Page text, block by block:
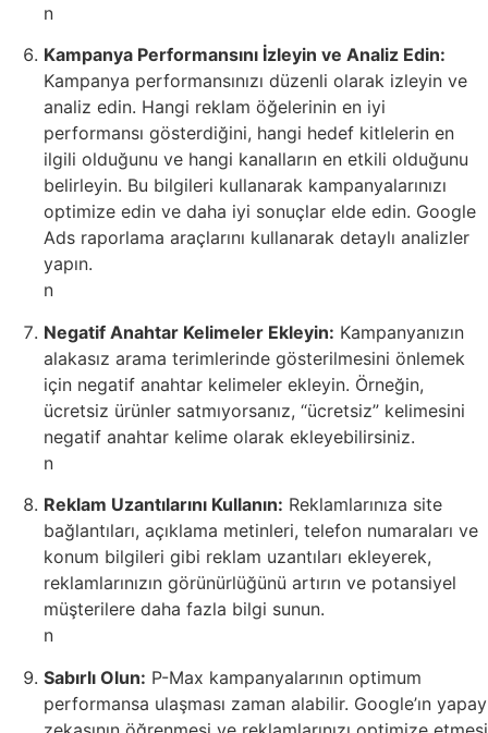
n
Kampanya Performansını İzleyin ve Analiz Edin:
Kampanya performansınızı düzenli olarak izleyin ve
analiz edin. Hangi reklam öğelerinin en iyi
performansı gösterdiğini, hangi hedef kitlelerin en
ilgili olduğunu ve hangi kanalların en etkili olduğunu
belirleyin. Bu bilgileri kullanarak kampanyalarınızı
optimize edin ve daha iyi sonuçlar elde edin. Google
Ads raporlama araçlarını kullanarak detaylı analizler
yapın.
n
Negatif Anahtar Kelimeler Ekleyin: Kampanyanızın
alakasız arama terimlerinde gösterilmesini önlemek
için negatif anahtar kelimeler ekleyin. Örneğin,
ücretsiz ürünler satmıyorsanız, “ücretsiz” kelimesini
negatif anahtar kelime olarak ekleyebilirsiniz.
n
Reklam Uzantılarını Kullanın: Reklamlarınıza site
bağlantıları, açıklama metinleri, telefon numaraları ve
konum bilgileri gibi reklam uzantıları ekleyerek,
reklamlarınızın görünürlüğünü artırın ve potansiyel
müşterilere daha fazla bilgi sunun.
n
Sabırlı Olun: P-Max kampanyalarının optimum
performansa ulaşması zaman alabilir. Google’ın yapay